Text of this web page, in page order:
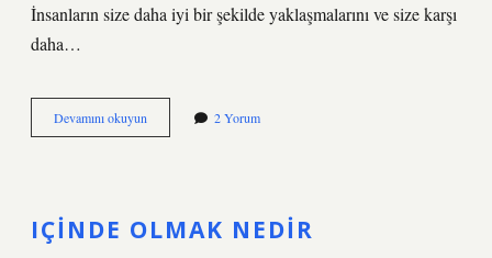
İnsanların size daha iyi bir şekilde yaklaşmalarını ve size karşı
daha…
Devamını okuyun Atraksiyon
yaratmak
2 Yorum
IÇINDE OLMAK NEDIR